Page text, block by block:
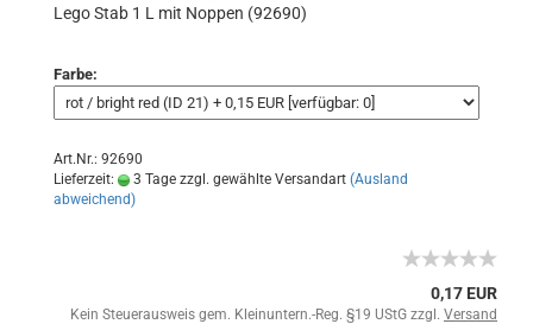
Lego Stab 1 L mit Noppen (92690)
Farbe:
Art.Nr.: 92690
Lieferzeit:
3 Tage zzgl. gewählte Versandart (Ausland
abweichend)
0,17 EUR
Kein Steuerausweis gem. Kleinuntern.-Reg. §19 UStG zzgl. Versand